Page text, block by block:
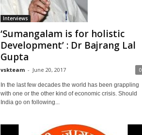
Interviews
‘Sumangalam is for holistic
Development’ : Dr Bajrang Lal
Gupta
vskteam - June 20, 2017 0
In the last few decades the world has been grappling
with one or the other kind of economic crisis. Should
India go on following...